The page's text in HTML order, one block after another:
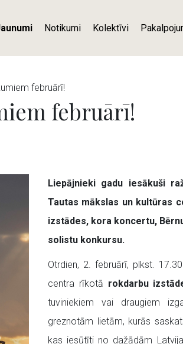
Notikumi Kolektīvi
februārī!
februārī!
Liepājnieki gadu iesākuši
Tautas mākslas un kultūras
izstādes, kora koncertu,
solistu konkursu.
Otrdien, 2. februārī, plkst.
centra rīkotā rokdarbu
tuviniekiem vai draugiem
greznotām lietām, kurās
kas iesūtīti no dažādām